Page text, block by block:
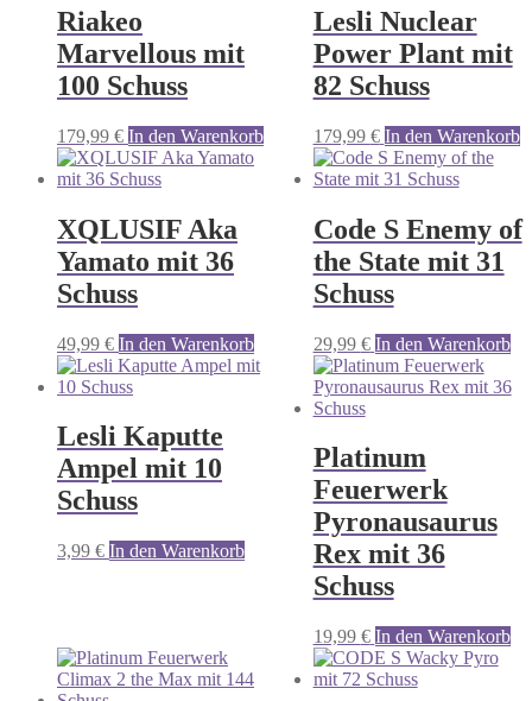
Riakeo
Marvellous mit
100 Schuss
179,99 € In den Warenkorb
Lesli Nuclear
Power Plant mit
82 Schuss
179,99 € In den Warenkorb
XQLUSIF Aka
Yamato mit 36
Schuss
49,99 € In den Warenkorb
Code S Enemy of
the State mit 31
Schuss
29,99 € In den Warenkorb
Lesli Kaputte
Ampel mit 10
Schuss
3,99 € In den Warenkorb
Platinum
Feuerwerk
Pyronausaurus
Rex mit 36
Schuss
19,99 € In den Warenkorb